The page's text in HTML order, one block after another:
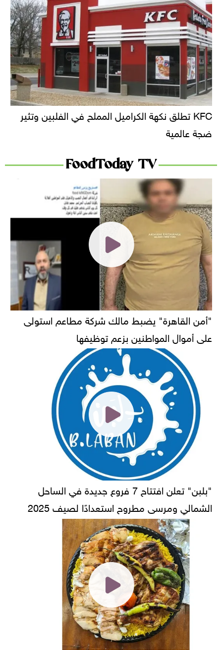
KFC تطلق نكهة الكراميل المملح في الفلبين وتثير
ضجة عالمية
FoodToday TV
"أمن القاهرة" يضبط مالك شركة مطاعم استولى
على أموال المواطنين بزعم توظيفها
"بلبن" تعلن افتتاح 7 فروع جديدة في الساحل
الشمالي ومرسى مطروح استعدادًا لصيف 2025